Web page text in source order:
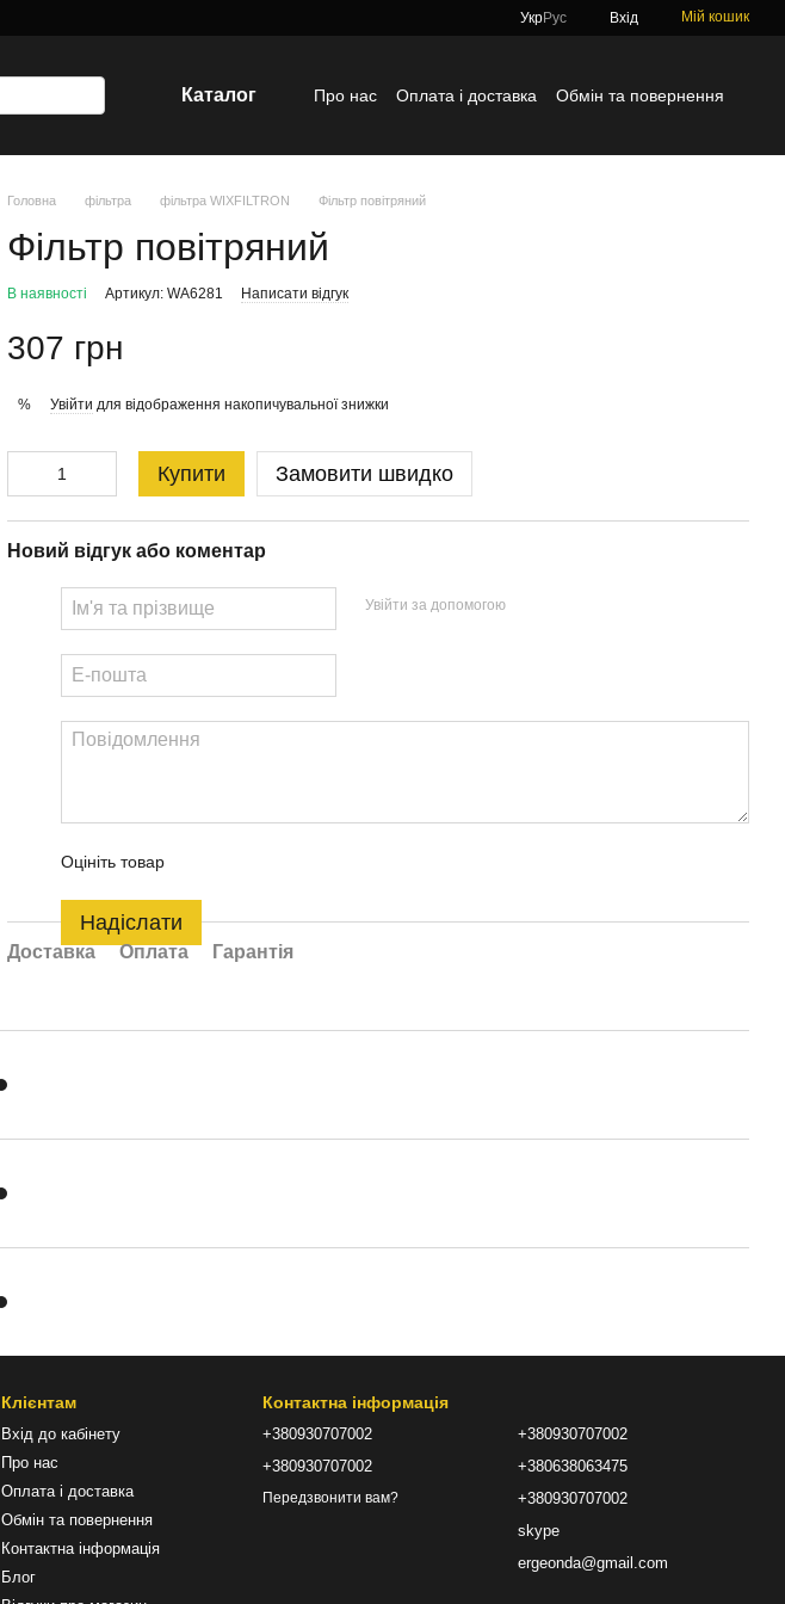
УкрРус Вхід Мій кошик
Каталог Про нас Оплата і доставка
Обмін та повернення
Головна фільтра фільтра WIXFILTRON Фільтр повітряний
Фільтр повітряний
В наявності Артикул: WA6281 Написати відгук
307 грн
% Увійти для відображення накопичувальної знижки
Купити Замовити швидко
Новий відгук або коментар
Увійти за допомогою
Оцініть товар
Надіслати
Доставка Оплата Гарантія
Клієнтам
Вхід до кабінету
Про нас
Оплата і доставка
Обмін та повернення
Контактна інформація
Блог
Контактна інформація
+380930707002
+380930707002
Передзвонити вам?
+380930707002
+380638063475
+380930707002
skype
ergeonda@gmail.com